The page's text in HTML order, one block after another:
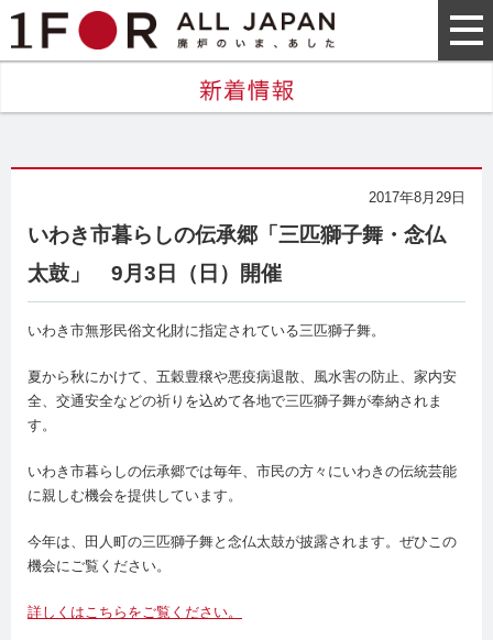
2017年8月29日
いわき市暮らしの伝承郷「三匹獅子舞・念仏
太鼓」 9月3日（日）開催
いわき市無形民俗文化財に指定されている三匹獅子舞。
夏から秋にかけて、五穀豊穣や悪疫病退散、風水害の防止、家内安
全、交通安全などの祈りを込めて各地で三匹獅子舞が奉納されま
す。
いわき市暮らしの伝承郷では毎年、市民の方々にいわきの伝統芸能
に親しむ機会を提供しています。
今年は、田人町の三匹獅子舞と念仏太鼓が披露されます。ぜひこの
機会にご覧ください。
詳しくはこちらをご覧ください。